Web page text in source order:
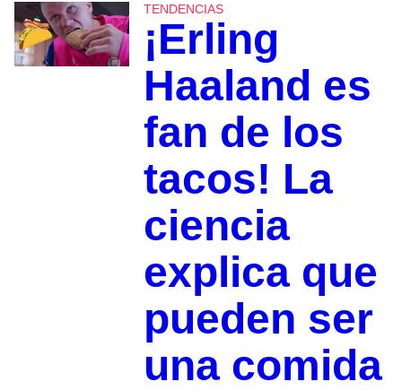
TENDENCIAS
¡Erling
Haaland es
fan de los
tacos! La
ciencia
explica que
pueden ser
una comida